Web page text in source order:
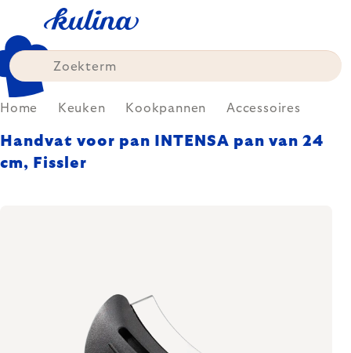
content
Home Keuken Kookpannen Accessoires
Handvat voor pan INTENSA pan van 24
cm, Fissler